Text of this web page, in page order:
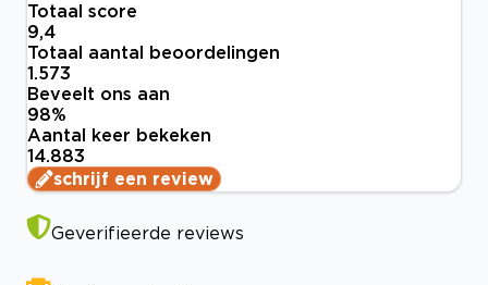
Totaal score
9,4
Totaal aantal beoordelingen
1.573
Beveelt ons aan
98%
Aantal keer bekeken
14.883
schrijf een review
Geverifieerde reviews